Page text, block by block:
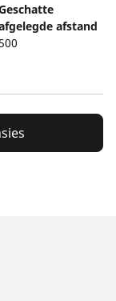
Geschatte
afstand
500